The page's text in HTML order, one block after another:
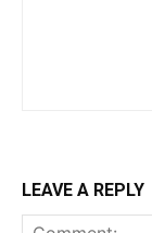
LEAVE A REPLY